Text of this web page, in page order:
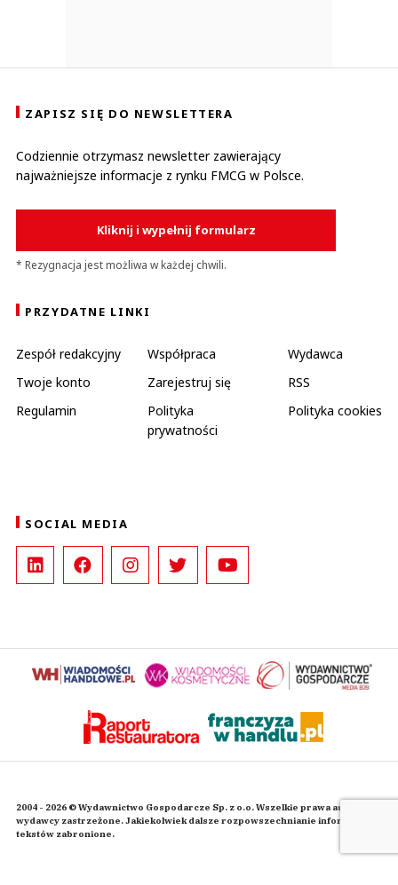
ZAPISZ SIĘ DO NEWSLETTERA
Codziennie otrzymasz newsletter zawierający
najważniejsze informacje z rynku FMCG w Polsce.
Kliknij i wypełnij formularz
* Rezygnacja jest możliwa w każdej chwili.
PRZYDATNE LINKI
Zespół redakcyjny Współpraca
Wydawca
Twoje konto
Zarejestruj się
RSS
Regulamin
Polityka
prywatności
Polityka cookies
SOCIAL MEDIA
2004 - 2026 © Wydawnictwo Gospodarcze Sp. z o.o. Wszelkie prawa autorskie
wydawcy zastrzeżone. Jakiekolwiek dalsze rozpowszechnianie informacji i
tekstów zabronione.